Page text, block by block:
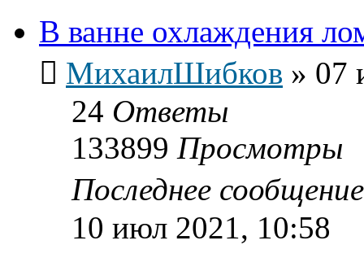
В ванне охлаждения
МихаилШибков » 07
24 Ответы
133899 Просмотры
Последнее
10 июл 2021, 10:58